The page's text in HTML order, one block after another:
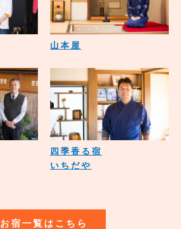
山本屋
四季香る宿
いちだや
お宿一覧はこちら